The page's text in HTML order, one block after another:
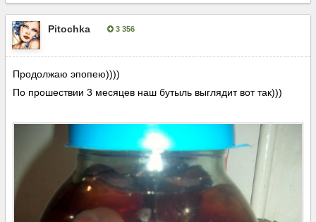
Pitochka 3 356
Продолжаю эпопею))))
По прошествии 3 месяцев наш бутыль выглядит вот так)))